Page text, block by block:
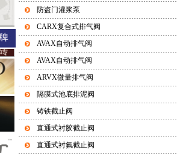
防盗门灌浆泵
CARX复合式排气阀
AVAX自动排气阀
AVAX自动排气阀
ARVX微量排气阀
隔膜式池底排泥阀
铸铁截止阀
直通式衬胶截止阀
直通式衬氟截止阀